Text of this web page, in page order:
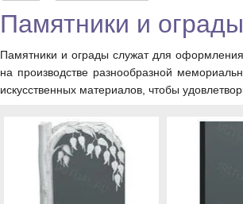
Памятники и
Памятники и ограды служат для
на производстве разнообразной
искусственных материалов, чтобы